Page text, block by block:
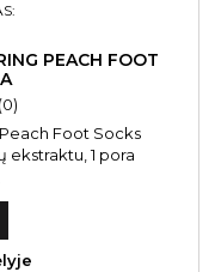
PEACH FOOT
(0)
Foot Socks
ekstraktu, 1 pora